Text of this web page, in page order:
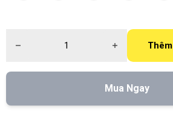
Giày Pickleball Nữ Negin Prime - White
Mua Ngay